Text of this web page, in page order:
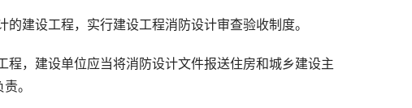
建设工程，实行建设工程消防设计审查验收制度。
，建设单位应当将消防设计文件报送住房和城乡建设主
。